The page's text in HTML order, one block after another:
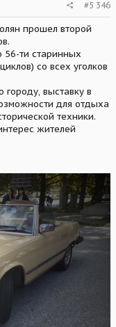
#5 346
прошел второй
56-ти старинных
со всех уголков
выставку в
для отдыха
техники.
жителей